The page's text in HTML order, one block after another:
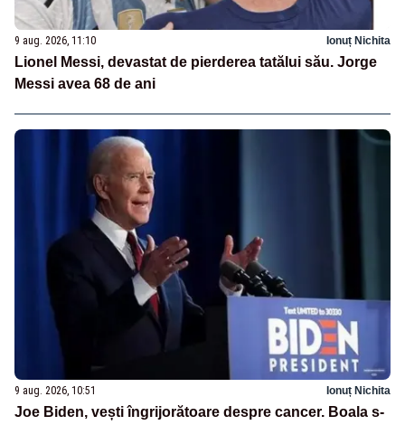
9 aug. 2026, 11:10 Ionuț Nichita
Lionel Messi, devastat de pierderea tatălui său. Jorge
Messi avea 68 de ani
9 aug. 2026, 10:51 Ionuț Nichita
Joe Biden, vești îngrijorătoare despre cancer. Boala s-